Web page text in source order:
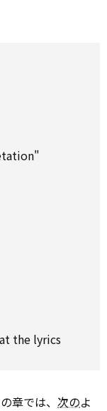
the lyrics
章では、 次のよ